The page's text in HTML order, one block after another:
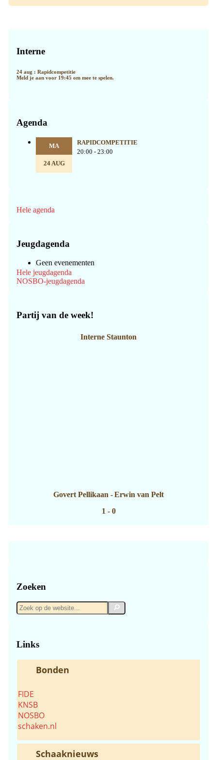
Sidebar
Interne
24 aug : Rapidcompetitie
Meld je aan voor 19:45 om mee te spelen.
Agenda
MA
24 AUG
RAPIDCOMPETITIE
20:00 - 23:00
Hele agenda
Jeugdagenda
Geen evenementen
Hele jeugdagenda
NOSBO-jeugdagenda
Partij van de week!
Interne Staunton
Govert Pellikaan - Erwin van Pelt
1 - 0
Zoeken
Zoek
op
Zoek
Links
Bonden
FIDE
KNSB
NOSBO
schaken.nl
Schaaknieuws